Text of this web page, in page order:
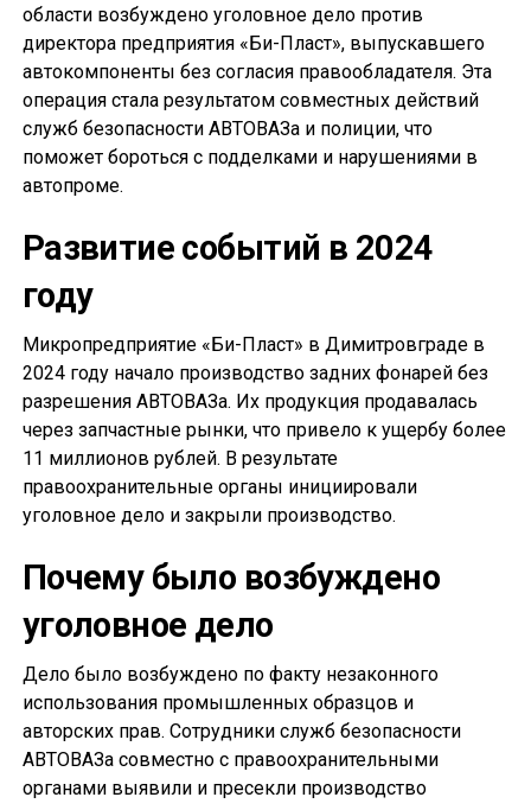
области возбуждено уголовное дело против
директора предприятия «Би-Пласт», выпускавшего
автокомпоненты без согласия правообладателя. Эта
операция стала результатом совместных действий
служб безопасности АВТОВАЗа и полиции, что
поможет бороться с подделками и нарушениями в
автопроме.
Развитие событий в 2024
году
Микропредприятие «Би-Пласт» в Димитровграде в
2024 году начало производство задних фонарей без
разрешения АВТОВАЗа. Их продукция продавалась
через запчастные рынки, что привело к ущербу более
11 миллионов рублей. В результате
правоохранительные органы инициировали
уголовное дело и закрыли производство.
Почему было возбуждено
уголовное дело
Дело было возбуждено по факту незаконного
использования промышленных образцов и
авторских прав. Сотрудники служб безопасности
АВТОВАЗа совместно с правоохранительными
органами выявили и пресекли производство